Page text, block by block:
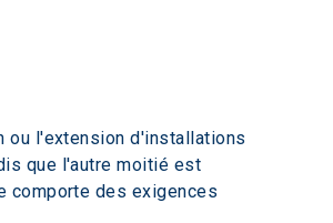
ou l'extension d'installations
que l'autre moitié est
comporte des exigences